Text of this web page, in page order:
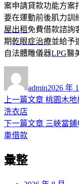
案申請貸款功能方案
要在運動前後肌力訓
屋出租 免費借款諮詢
期乾眼症治療並給予
自法體雕儀器LPG醫
者
admin佈
日
2026 年
文
章
導
覽
上一篇文章 上
篇
桃園木地
洗衣店
下一篇文章 下
三峽當
車借款
彙整